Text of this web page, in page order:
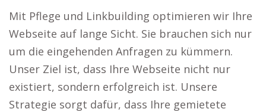
Mit Pflege und Linkbuilding optimieren wir Ihre
Webseite auf lange Sicht. Sie brauchen sich nur
um die eingehenden Anfragen zu kümmern.
Unser Ziel ist, dass Ihre Webseite nicht nur
existiert, sondern erfolgreich ist. Unsere
Strategie sorgt dafür, dass Ihre gemietete